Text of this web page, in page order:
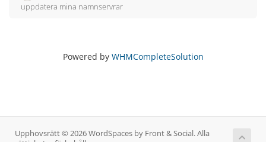
uppdatera mina namnservrar
Powered by WHMCompleteSolution
Upphovsrätt © 2026 WordSpaces by Front & Social. Alla